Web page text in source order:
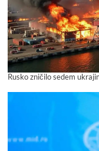
Rusko zničilo sedem